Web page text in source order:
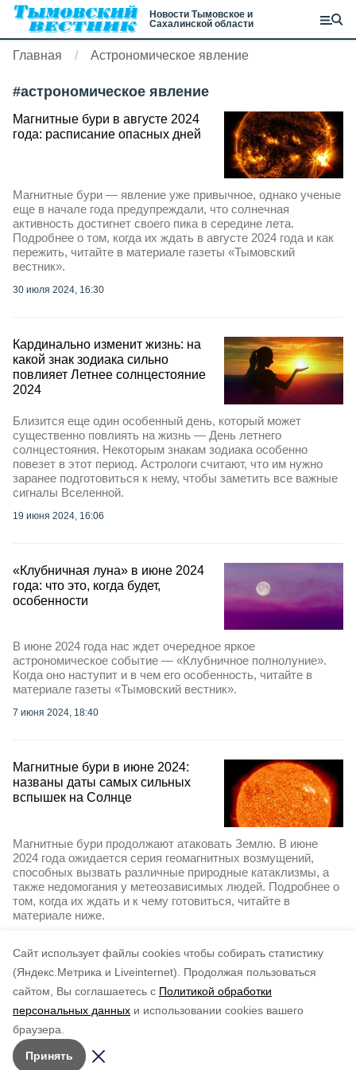
Cайт использует файлы cookies чтобы собирать статистику
(Яндекс.Метрика и Liveinternet).
Продолжая пользоваться
сайтом, Вы соглашаетесь с Политикой обработки
персональных данных и использовании cookies вашего
браузера.
Принять
Новости Тымовское и
Сахалинской области
Главная Астрономическое явление
#астрономическое явление
Магнитные бури в августе 2024
года: расписание опасных дней
Магнитные бури — явление уже привычное, однако ученые
еще в начале года предупреждали, что солнечная
активность достигнет своего пика в середине лета.
Подробнее о том, когда их ждать в августе 2024 года и как
пережить, читайте в материале газеты «Тымовский
вестник».
30 июля 2024, 16:30
Кардинально изменит жизнь: на
какой знак зодиака сильно
повлияет Летнее солнцестояние
2024
Близится еще один особенный день, который может
существенно повлиять на жизнь — День летнего
солнцестояния. Некоторым знакам зодиака особенно
повезет в этот период. Астрологи считают, что им нужно
заранее подготовиться к нему, чтобы заметить все важные
сигналы Вселенной.
19 июня 2024, 16:06
«Клубничная луна» в июне 2024
года: что это, когда будет,
особенности
В июне 2024 года нас ждет очередное яркое
астрономическое событие — «Клубничное полнолуние».
Когда оно наступит и в чем его особенность, читайте в
материале газеты «Тымовский вестник».
7 июня 2024, 18:40
Магнитные бури в июне 2024:
названы даты самых сильных
вспышек на Солнце
Магнитные бури продолжают атаковать Землю. В июне
2024 года ожидается серия геомагнитных возмущений,
способных вызвать различные природные катаклизмы, а
также недомогания у метеозависимых людей. Подробнее о
том, когда их ждать и к чему готовиться, читайте в
материале ниже.